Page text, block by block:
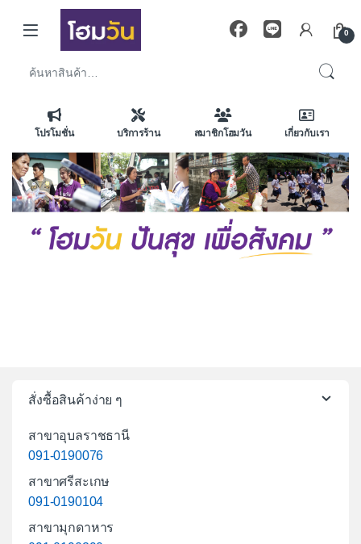
Skip to navigation
Skip to content
0
โปรโมชั่น บริการร้าน สมาชิกโฮมวัน เกี่ยวกับเรา
สั่งซื้อสินค้าง่าย ๆ
สาขาอุบลราชธานี
091-0190076
สาขาศรีสะเกษ
091-0190104
สาขามุกดาหาร